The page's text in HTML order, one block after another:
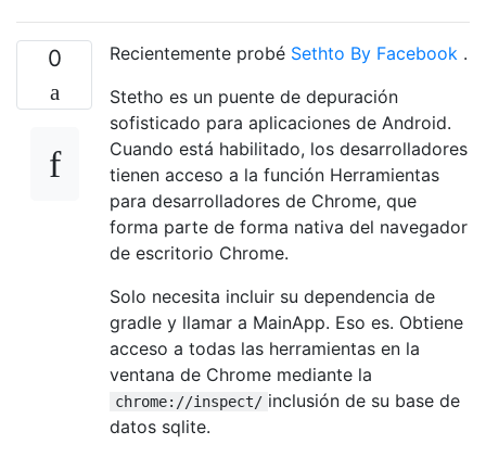
0 Recientemente probé Sethto By Facebook .
Stetho es un puente de depuración
sofisticado para aplicaciones de Android.
Cuando está habilitado, los desarrolladores
tienen acceso a la función Herramientas
para desarrolladores de Chrome, que
forma parte de forma nativa del navegador
de escritorio Chrome.
Solo necesita incluir su dependencia de
gradle y llamar a MainApp. Eso es. Obtiene
acceso a todas las herramientas en la
ventana de Chrome mediante la
chrome://inspect/ inclusión de su base de
datos sqlite.